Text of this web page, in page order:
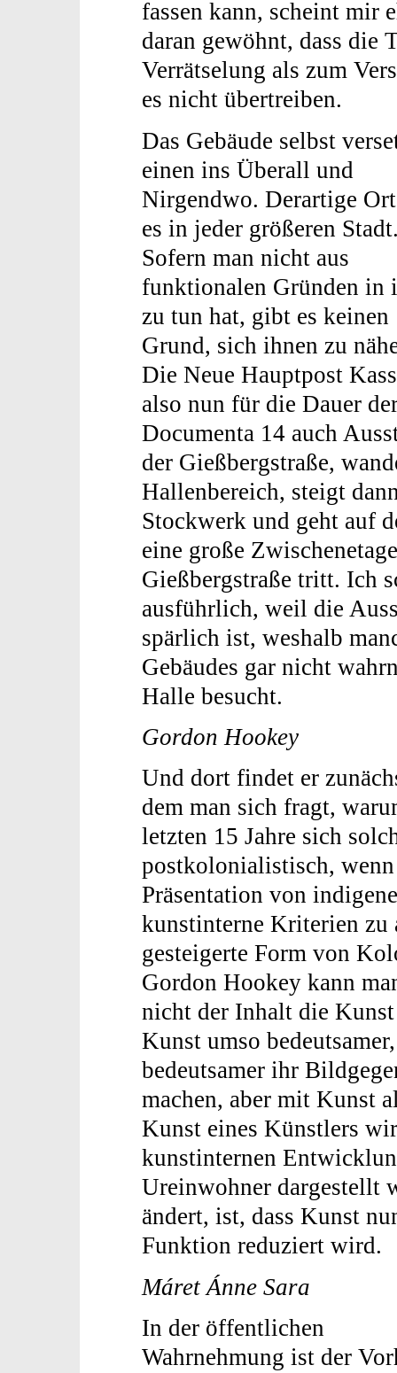
fassen kann, scheint mir
daran gewöhnt, dass die
Verrätselung als zum
es nicht übertreiben.
Das Gebäude selbst
einen ins Überall und
Nirgendwo. Derartige
es in jeder größeren
Sofern man nicht aus
funktionalen Gründen in
zu tun hat, gibt es keinen
Grund, sich ihnen zu
Die Neue Hauptpost
also nun für die Dauer
Documenta 14 auch
der Gießbergstraße,
Hallenbereich, steigt
Stockwerk und geht auf
eine große
Gießbergstraße tritt. Ich
ausführlich, weil die
spärlich ist, weshalb
Gebäudes gar nicht
Halle besucht.
Gordon Hookey
Und dort findet er
dem man sich fragt,
letzten 15 Jahre sich
postkolonialistisch,
Präsentation von
kunstinterne Kriterien zu
gesteigerte Form von
Gordon Hookey kann
nicht der Inhalt die
Kunst umso
bedeutsamer ihr
machen, aber mit Kunst
Kunst eines Künstlers
kunstinternen
Ureinwohner dargestellt
ändert, ist, dass Kunst
Funktion reduziert wird.
Máret Ánne Sara
In der öffentlichen
Wahrnehmung ist der